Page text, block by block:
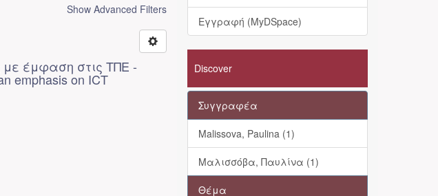
Show Advanced Filters
με έμφαση στις ΤΠΕ -
emphasis on ICT
Εγγραφή (MyDSpace)
Discover
Συγγραφέα
Malissova, Paulina (1)
Μαλισσόβα, Παυλίνα (1)
Θέμα